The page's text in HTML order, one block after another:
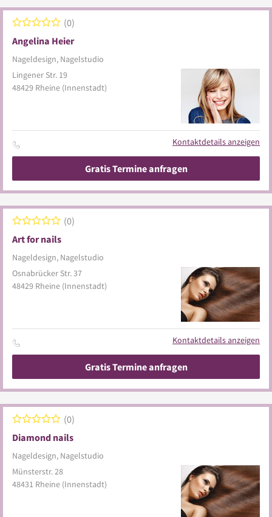
Angelina Heier
Nageldesign, Nagelstudio
0
Lingener Str. 19
48429 Rheine (Innenstadt)
Kontaktdetails anzeigen
Gratis Termine anfragen
Art for nails
Nageldesign, Nagelstudio
0
Osnabrücker Str. 37
48429 Rheine (Innenstadt)
Kontaktdetails anzeigen
Gratis Termine anfragen
Diamond nails
Nageldesign, Nagelstudio
0
Münsterstr. 28
48431 Rheine (Innenstadt)